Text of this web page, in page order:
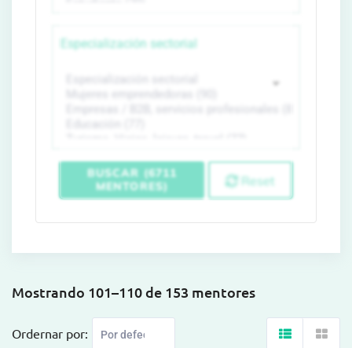
Especialización sectorial
BUSCAR (6711
MENTORES)
Reset
Mostrando 101–110 de 153 mentores
Ordernar por: